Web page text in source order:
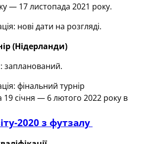
— 17 листопада 2021 року.
нові дати на розгляді.
(Нідерланди)
запланований.
фінальний турнір
січня — 6 лютого 2022 року в
2020 з футзалу